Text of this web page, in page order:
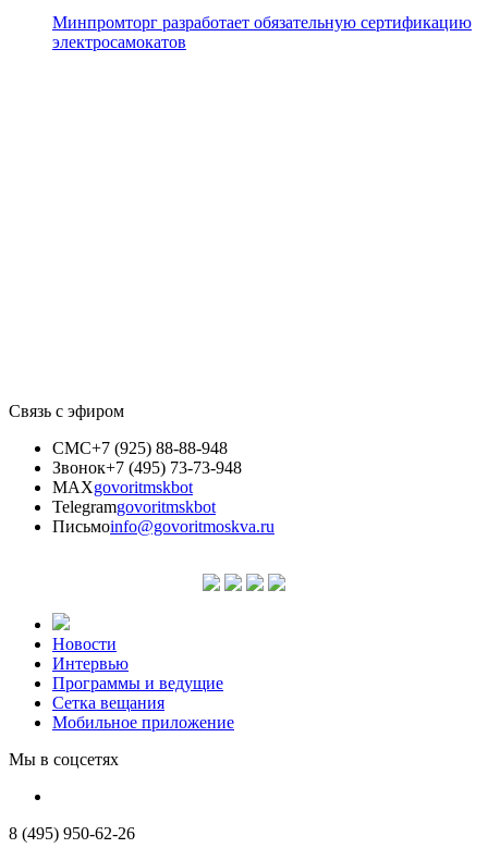
Минпромторг разработает обязательную сертификацию
электросамокатов
Связь с эфиром
СМС+7 (925) 88-88-948
Звонок+7 (495) 73-73-948
MAXgovoritmskbot
Telegramgovoritmskbot
Письмоinfo@govoritmoskva.ru
Новости
Интервью
Программы и ведущие
Сетка вещания
Мобильное приложение
Мы в соцсетях
8 (495) 950-62-26